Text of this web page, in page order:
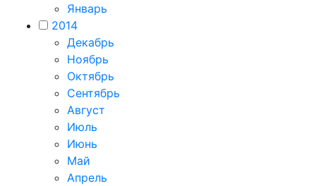
Январь
2014
Декабрь
Ноябрь
Октябрь
Сентябрь
Август
Июль
Июнь
Май
Апрель